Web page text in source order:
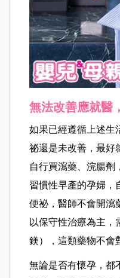
無法改善應就醫
如果已經遵循上述生
祕還是未改善，最好
自行買瀉藥、浣腸劑
習慣性早產的孕婦，
便祕，醫師不會開瀉
以保守性治療為主，
鎂），這類藥物不會
無論是否有懷孕，都